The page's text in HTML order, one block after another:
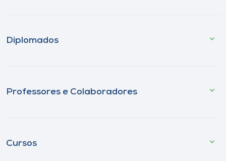
Diplomados
Professores e Colaboradores
Cursos